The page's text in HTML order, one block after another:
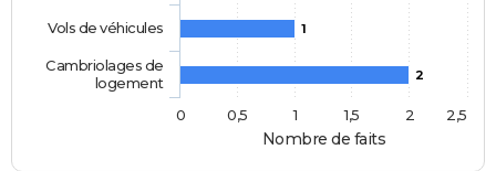
Nombre de faits
1
2
Vols de véhicules
Cambriolages de
logement
0
0,5 1 1,5 2 2,5